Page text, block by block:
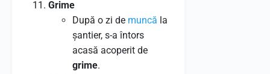
Grime
După o zi de muncă la
șantier, s-a întors
acasă acoperit de
grime.